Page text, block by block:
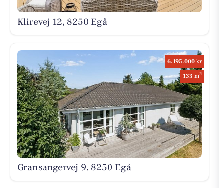
Klirevej 12, 8250 Egå
6.195.000 kr
133 m2
Gransangervej 9, 8250 Egå